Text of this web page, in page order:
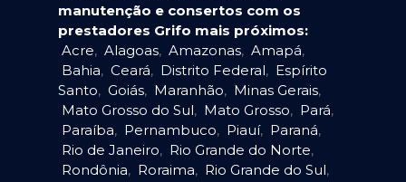
manutenção e consertos com os
prestadores Grifo mais próximos:
Acre, Alagoas, Amazonas, Amapá,
Bahia, Ceará, Distrito Federal, Espírito
Santo, Goiás, Maranhão, Minas Gerais,
Mato Grosso do Sul, Mato Grosso, Pará,
Paraíba, Pernambuco, Piauí, Paraná,
Rio de Janeiro, Rio Grande do Norte,
Rondônia, Roraima, Rio Grande do Sul,